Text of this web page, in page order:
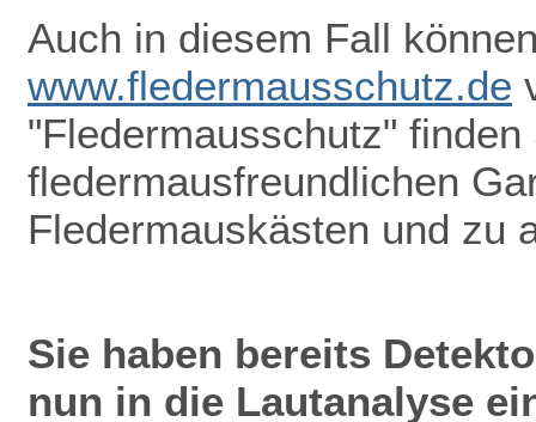
Auch in diesem Fall
www.fledermausschutz.de
"Fledermausschutz"
fledermausfreundlichen
Fledermauskästen und zu
Sie haben bereits
nun in die Lautanalyse